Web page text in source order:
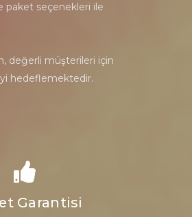
paket seçenekleri ile
değerli müşterileri için
hedeflemektedir.
Garantisi